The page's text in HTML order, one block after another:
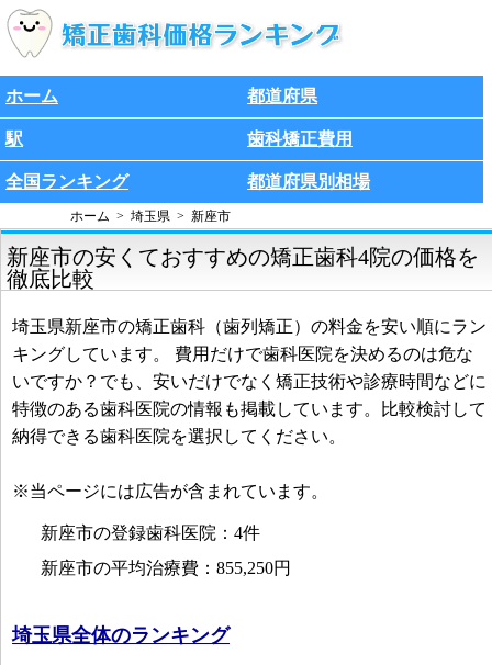
ホーム 都道府県
駅 歯科矯正費用
全国ランキング 都道府県別相場
ホーム 埼玉県 新座市
新座市の安くておすすめの矯正歯科4院の価格を
徹底比較
埼玉県新座市の矯正歯科（歯列矯正）の料金を安い順にラン
キングしています。 費用だけで歯科医院を決めるのは危な
いですか？でも、安いだけでなく矯正技術や診療時間などに
特徴のある歯科医院の情報も掲載しています。比較検討して
納得できる歯科医院を選択してください。
※当ページには広告が含まれています。
新座市の登録歯科医院：4件
新座市の平均治療費：855,250円
埼玉県全体のランキング